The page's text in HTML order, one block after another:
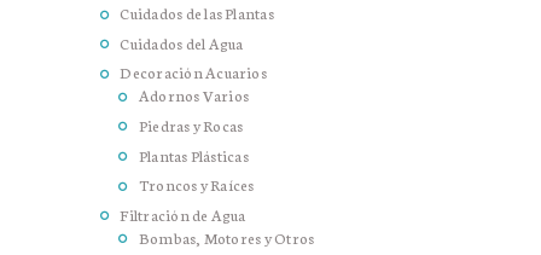
Cuidados de las Plantas
Cuidados del Agua
Decoración Acuarios
Adornos Varios
Piedras y Rocas
Plantas Plásticas
Troncos y Raíces
Filtración de Agua
Bombas, Motores y Otros